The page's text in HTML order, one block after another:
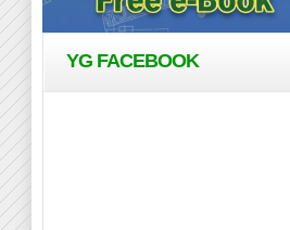
YG FACEBOOK